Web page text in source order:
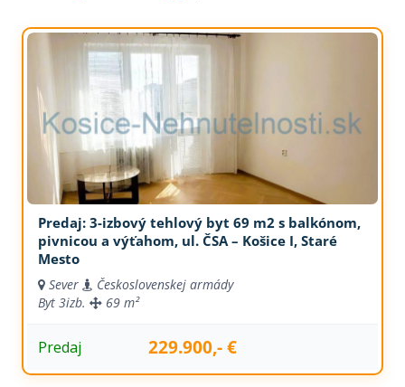
Predaj: 3-izbový tehlový byt 69 m2 s balkónom,
pivnicou a výťahom, ul. ČSA – Košice I, Staré
Mesto
Sever
Československej armády
Byt 3izb. 69 m²
Predaj 229.900,- €